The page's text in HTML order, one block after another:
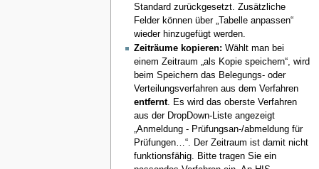
Standard zurückgesetzt. Zusätzliche
Felder können über „Tabelle anpassen“
wieder hinzugefügt werden.
Zeiträume kopieren: Wählt man bei
einem Zeitraum „als Kopie speichern“, wird
beim Speichern das Belegungs- oder
Verteilungsverfahren aus dem Verfahren
entfernt. Es wird das oberste Verfahren
aus der DropDown-Liste angezeigt
„Anmeldung - Prüfungsan-/abmeldung für
Prüfungen…“. Der Zeitraum ist damit nicht
funktionsfähig. Bitte tragen Sie ein